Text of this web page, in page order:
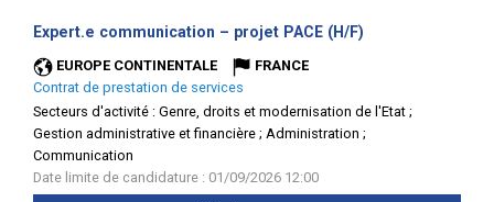
Expert.e communication – projet PACE (H/F)
EUROPE CONTINENTALE
FRANCE
Contrat de prestation de services
Secteurs d'activité : Genre, droits et modernisation de l'Etat ;
Gestion administrative et financière ; Administration ;
Communication
Date limite de candidature : 01/09/2026 12:00